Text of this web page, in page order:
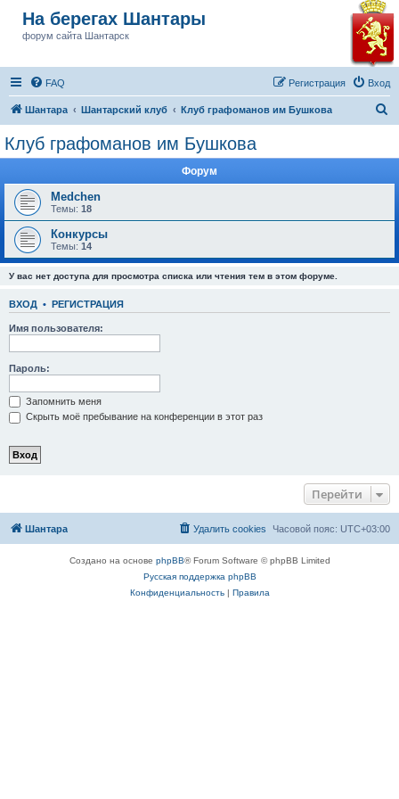
На берегах Шантары
форум сайта Шантарск
FAQ Вход
Регистрация
Шантара Шантарский клуб Клуб графоманов им Бушкова
Клуб графоманов им Бушкова
Форум
Medchen
Темы: 18
Конкурсы
Темы: 14
У вас нет доступа для просмотра списка или чтения тем в этом форуме.
ВХОД • РЕГИСТРАЦИЯ
Имя пользователя:
Пароль:
Запомнить меня
Скрыть моё пребывание на конференции в этот раз
Перейти
Шантара Часовой пояс: UTC+03:00
Удалить cookies
Создано на основе phpBB® Forum Software © phpBB Limited
Русская поддержка phpBB
Конфиденциальность| Правила